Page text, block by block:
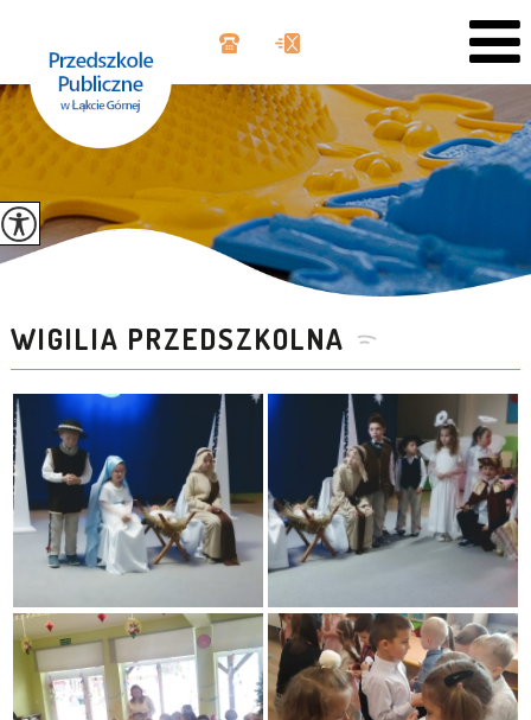
WIGILIA PRZEDSZKOLNA